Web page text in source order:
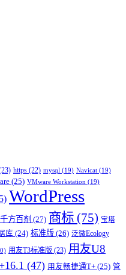
https (22) mysql (19) Navicat (19)
(25) VMware Workstation (19)
WordPress
千方百剂 (27) 商标 (75) 宝塔
库 (24) 标准版 (26) 泛微Ecology
用友T3标准版 (23) 用友U8
(47) 用友畅捷通T+ (25) 管